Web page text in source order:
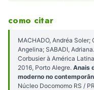
como citar
MACHADO, Andréa Soler;
Angelina; SABADI,
Corbusier à América
2016, Porto Alegre. Anais
moderno no
Núcleo Docomomo RS /